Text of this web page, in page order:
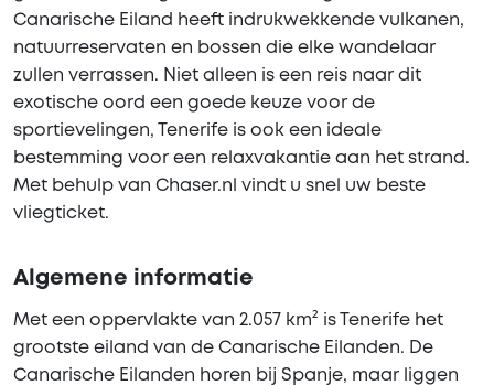
Canarische Eiland heeft indrukwekkende vulkanen,
natuurreservaten en bossen die elke wandelaar
zullen verrassen. Niet alleen is een reis naar dit
exotische oord een goede keuze voor de
sportievelingen, Tenerife is ook een ideale
bestemming voor een relaxvakantie aan het strand.
Met behulp van Chaser.nl vindt u snel uw beste
vliegticket.
Algemene informatie
Met een oppervlakte van 2.057 km² is Tenerife het
grootste eiland van de Canarische Eilanden. De
Canarische Eilanden horen bij Spanje, maar liggen